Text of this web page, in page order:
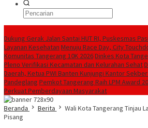
Dukung Gerak Jalan Santai HUT RI, Puskesmas
Layanan Kesehatan Menuju Race Day, City
Komunitas Tangerang 10K 2026Dinkes Kota
Pleno Verifikasi Kecamatan dan Kelurahan Sehat
Daerah, Ketua PWI Banten Kunjungi Kantor Sekber
Pandeglang Pemkot Tangerang Raih LPM Award
Perkuat Pemberdayaan Masyarakat
Beranda
Berita
Wali Kota Tangerang Tinjau
Pisang